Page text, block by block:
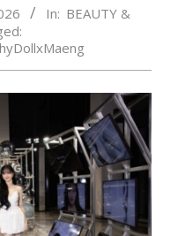
In: BEAUTY &